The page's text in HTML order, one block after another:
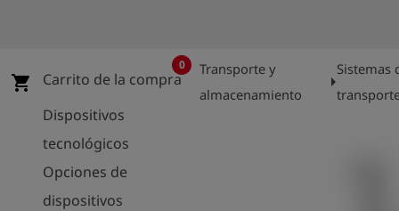
shopping_cart Carrito de la compra
0
Dispositivos
tecnológicos
Opciones de
dispositivos
Transporte y
almacenamiento
arrow_right
Sistemas